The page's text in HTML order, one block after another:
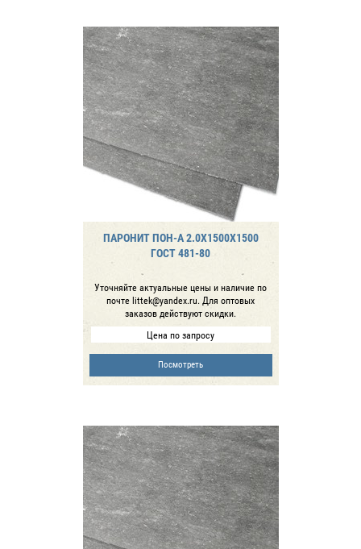
ПАРОНИТ ПОН-А 2.0Х1500Х1500
ГОСТ 481-80
Уточняйте актуальные цены и наличие по
почте littek@yandex.ru. Для оптовых
заказов действуют скидки.
Цена по запросу
Посмотреть